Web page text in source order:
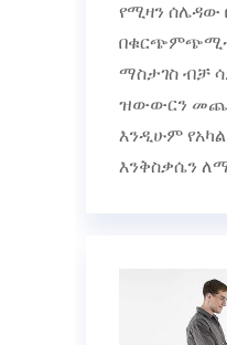
የሚዛን ሰሌዳው
ማስታገስ ብቻ
ዝውውርን
እንዲሁም
እንቅስቃሴን